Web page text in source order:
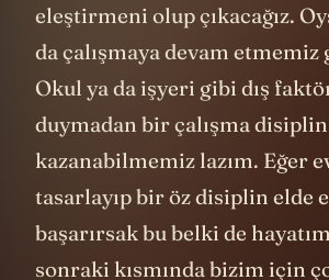
eleştirmeni olup çıkacağız.
da çalışmaya devam
Okul ya da işyeri gibi dış
duymadan bir çalışma
kazanabilmemiz lazım. Eğer
tasarlayıp bir öz disiplin elde
başarırsak bu belki de
sonraki kısmında bizim için